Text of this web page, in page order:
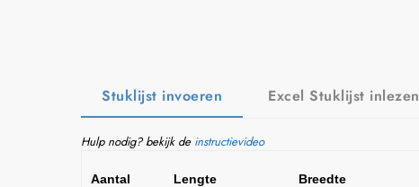
Stuklijst invoeren Excel Stuklijst inlezen
Hulp nodig? bekijk de instructievideo
Aantal Lengte Breedte